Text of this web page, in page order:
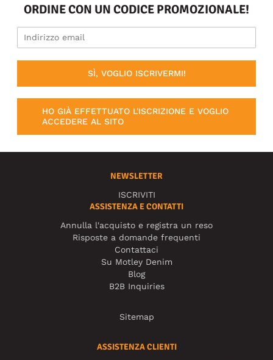
ORDINE CON UN CODICE PROMOZIONALE!
SÌ, VOGLIO ISCRIVERMI!
HO GIÀ EFFETTUATO L'ISCRIZIONE E VOGLIO
ACCEDERE AL SITO
NEWSLETTER
ISCRIVITI
ASSISTENZA E CONTATTI
Annulla l'acquisto e registra un reso
Risposte a domande frequenti
Contattaci
Su Motley Denim
Blog
B2B Inquiries
Sitemap
ASSISTENZA CLIENTI